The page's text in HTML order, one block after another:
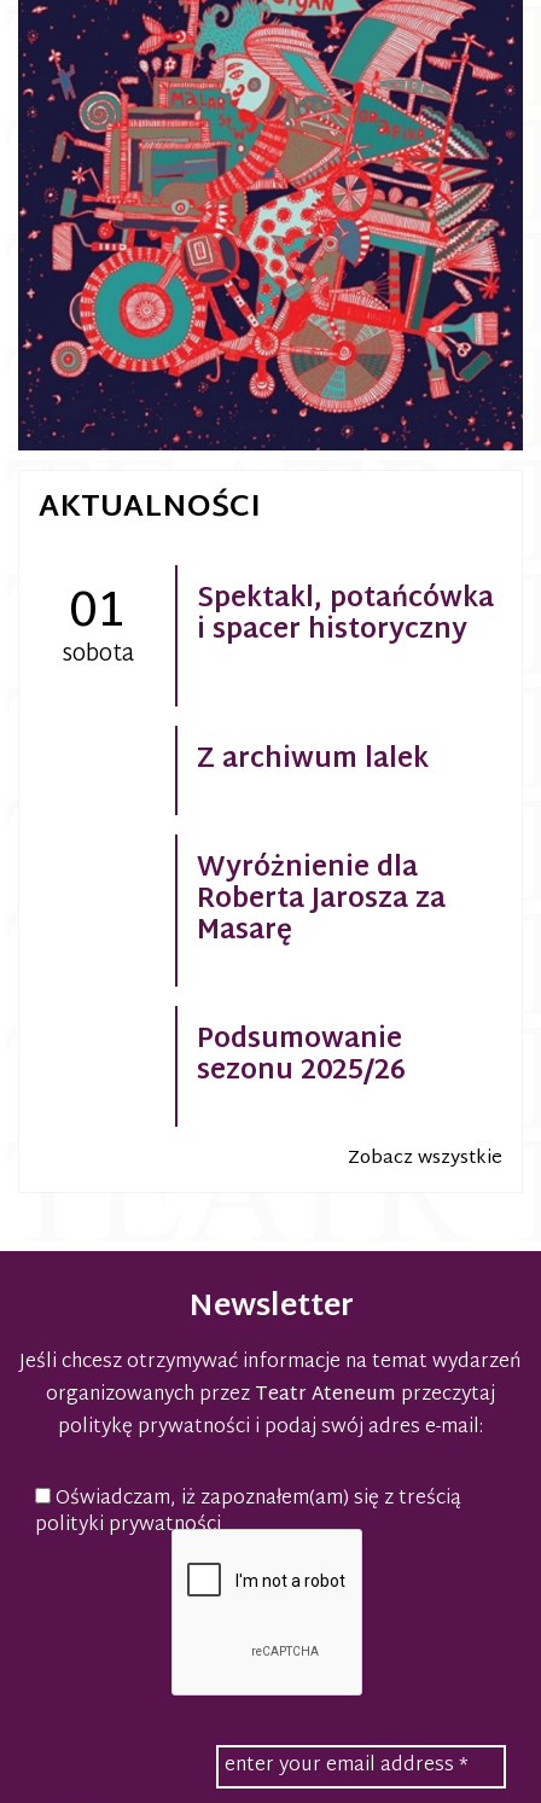
AKTUALNOŚCI
01
sobota
Spektakl, potańcówka
i spacer historyczny
Z archiwum lalek
Wyróżnienie dla
Roberta Jarosza za
Masarę
Podsumowanie
sezonu 2025/26
Zobacz wszystkie
Newsletter
Jeśli chcesz otrzymywać informacje na temat wydarzeń
organizowanych przezTeatr Ateneum przeczytaj
politykę prywatności i podaj swój adres e-mail:
Oświadczam, iż zapoznałem(am) się z treścią
polityki prywatności